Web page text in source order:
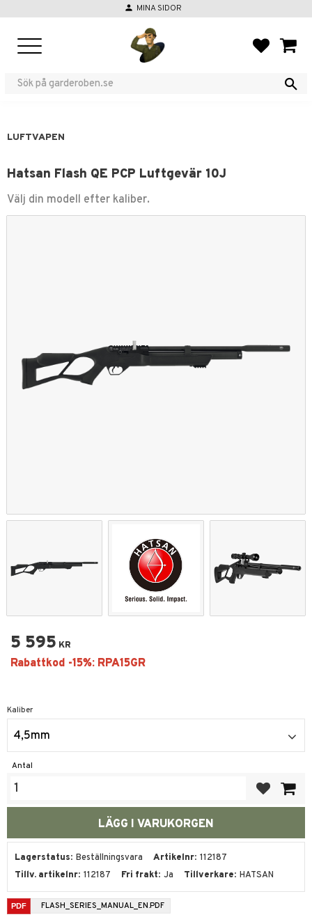
person MINA SIDOR
LUFTVAPEN
Hatsan Flash QE PCP Luftgevär 10J
Välj din modell efter kaliber.
5 595 KR
Kaliber
4,5mm
Antal
Lagerstatus Beställningsvara Artikelnr 112187
Tillv. artikelnr 112187 Fri frakt Ja Tillverkare HATSAN
FLASH_SERIES_MANUAL_EN.PDF